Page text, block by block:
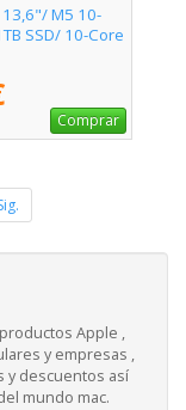
M5 10-
SSD/ 10-Core
Comprar
Apple ,
y empresas ,
y descuentos así
mundo mac.